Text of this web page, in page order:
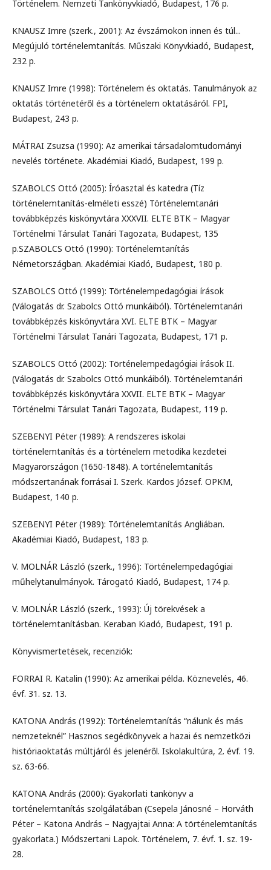
Történelem. Nemzeti Tankönyvkiadó, Budapest, 176 p.
KNAUSZ Imre (szerk., 2001): Az évszámokon innen és túl...
Megújuló történelemtanítás. Műszaki Könyvkiadó, Budapest,
232 p.
KNAUSZ Imre (1998): Történelem és oktatás. Tanulmányok az
oktatás történetéről és a történelem oktatásáról. FPI,
Budapest, 243 p.
MÁTRAI Zsuzsa (1990): Az amerikai társadalomtudományi
nevelés története. Akadémiai Kiadó, Budapest, 199 p.
SZABOLCS Ottó (2005): Íróasztal és katedra (Tíz
történelemtanítás-elméleti esszé) Történelemtanári
továbbképzés kiskönyvtára XXXVII. ELTE BTK – Magyar
Történelmi Társulat Tanári Tagozata, Budapest, 135
p.SZABOLCS Ottó (1990): Történelemtanítás
Németországban. Akadémiai Kiadó, Budapest, 180 p.
SZABOLCS Ottó (1999): Történelempedagógiai írások
(Válogatás dr. Szabolcs Ottó munkáiból). Történelemtanári
továbbképzés kiskönyvtára XVI. ELTE BTK – Magyar
Történelmi Társulat Tanári Tagozata, Budapest, 171 p.
SZABOLCS Ottó (2002): Történelempedagógiai írások II.
(Válogatás dr. Szabolcs Ottó munkáiból). Történelemtanári
továbbképzés kiskönyvtára XXVII. ELTE BTK – Magyar
Történelmi Társulat Tanári Tagozata, Budapest, 119 p.
SZEBENYI Péter (1989): A rendszeres iskolai
történelemtanítás és a történelem metodika kezdetei
Magyarországon (1650-1848). A történelemtanítás
módszertanának forrásai I. Szerk. Kardos József. OPKM,
Budapest, 140 p.
SZEBENYI Péter (1989): Történelemtanítás Angliában.
Akadémiai Kiadó, Budapest, 183 p.
V. MOLNÁR László (szerk., 1996): Történelempedagógiai
műhelytanulmányok. Tárogató Kiadó, Budapest, 174 p.
V. MOLNÁR László (szerk., 1993): Új törekvések a
történelemtanításban. Keraban Kiadó, Budapest, 191 p.
Könyvismertetések, recenziók:
FORRAI R. Katalin (1990): Az amerikai példa. Köznevelés, 46.
évf. 31. sz. 13.
KATONA András (1992): Történelemtanítás “nálunk és más
nemzeteknél” Hasznos segédkönyvek a hazai és nemzetközi
históriaoktatás múltjáról és jelenéről. Iskolakultúra, 2. évf. 19.
sz. 63-66.
KATONA András (2000): Gyakorlati tankönyv a
történelemtanítás szolgálatában (Csepela Jánosné – Horváth
Péter – Katona András – Nagyajtai Anna: A történelemtanítás
gyakorlata.) Módszertani Lapok. Történelem, 7. évf. 1. sz. 19-
28.